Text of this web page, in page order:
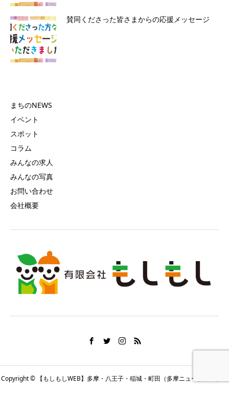
賛同くださった皆さまからの応援メッセージ
まちのNEWS
イベント
スポット
コラム
みんなの求人
みんなの写真
お問い合わせ
会社概要
Copyright © 【もしもしWEB】多摩・八王子・稲城・町田（多摩ニュータウン）の